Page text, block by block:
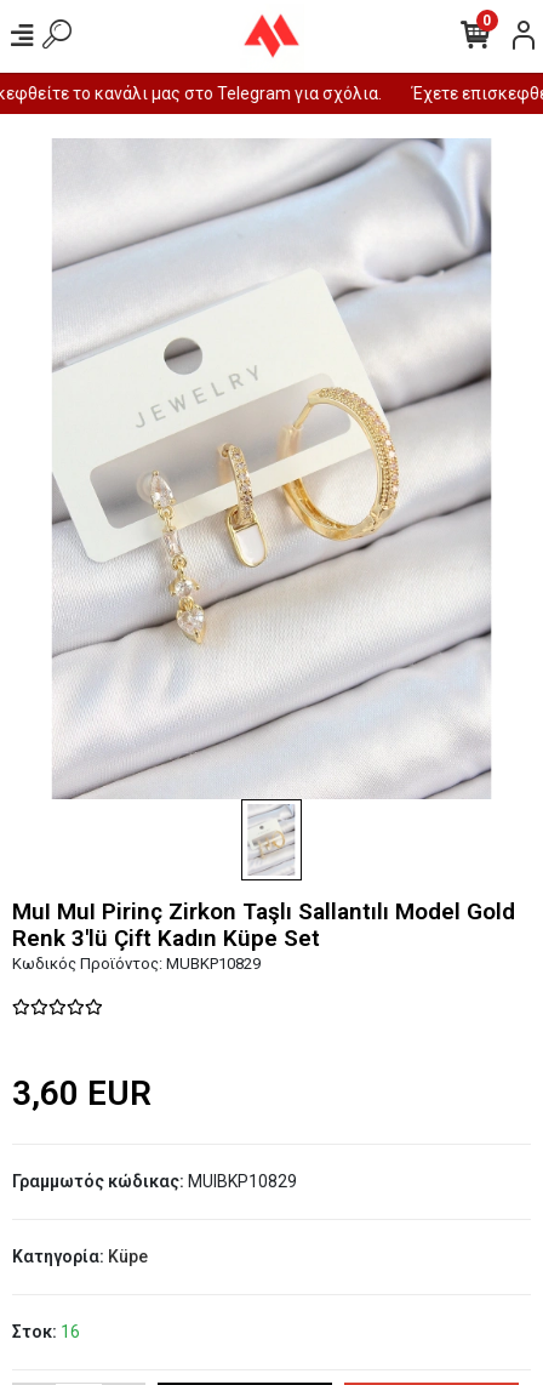
το κανάλι μας στο Telegram για σχόλια. Έχετε
0
MuI MuI Pirinç Zirkon Taşlı Sallantılı Model Gold
Renk 3'lü Çift Kadın Küpe Set
Κωδικός Προϊόντος: MUBKP10829
3,60 EUR
Γραμμωτός κώδικας: MUIBKP10829
Κατηγορία: Küpe
Στοκ: 16